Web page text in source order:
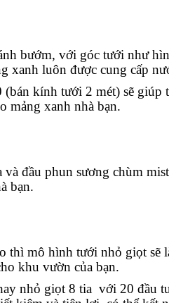
bướm, với góc tưới như
xanh luôn được cung cấp
kính tưới 2 mét) sẽ giúp
mảng xanh nhà bạn.
đầu phun sương chùm
bạn.
mô hình tưới nhỏ giọt sẽ
khu vườn của bạn.
nhỏ giọt 8 tia với 20 đầu